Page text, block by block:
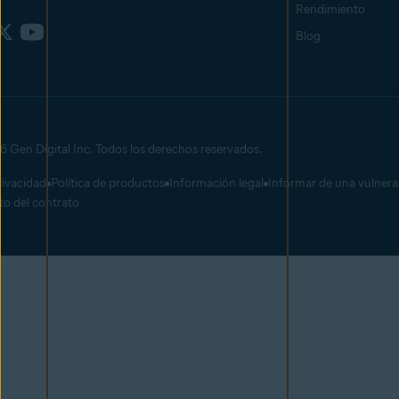
Rendimiento
Blog
Gen Digital Inc. Todos los derechos reservados.
Política de productos Información legal
Informar de una
del contrato